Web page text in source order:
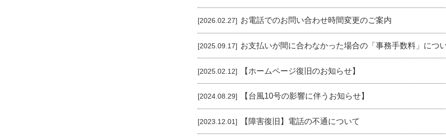
じ
る
[2026.02.27] お電話でのお問い合わせ時間変更のご案内
[2025.09.17] お支払いが間に合わなかった場合の「事務手数料」につ
[2025.02.12] 【ホームページ復旧のお知らせ】
[2024.08.29] 【台風10号の影響に伴うお知らせ】
[2023.12.01] 【障害復旧】電話の不通について